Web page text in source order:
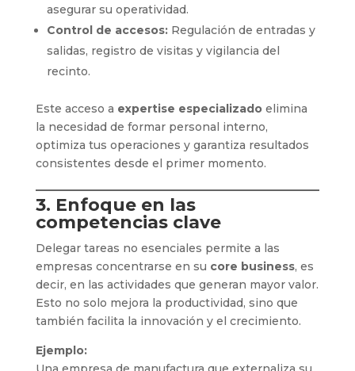
asegurar su operatividad.
Control de accesos:Regulación de entradas y
salidas, registro de visitas y vigilancia del
recinto.
Este acceso a expertise especializadoelimina
la necesidad de formar personal interno,
optimiza tus operaciones y garantiza resultados
consistentes desde el primer momento.
3. Enfoque en las
competencias clave
Delegar tareas no esenciales permite a las
empresas concentrarse en su core business, es
decir, en las actividades que generan mayor valor.
Esto no solo mejora la productividad, sino que
también facilita la innovación y el crecimiento.
Ejemplo: